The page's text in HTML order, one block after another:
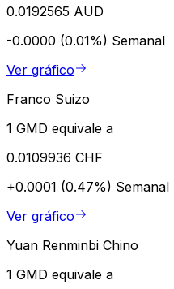
0.0192565 AUD
-0.0000 (0.01%) Semanal
Ver gráfico
Franco Suizo
1 GMD equivale a
0.0109936 CHF
+0.0001 (0.47%) Semanal
Ver gráfico
Yuan Renminbi Chino
1 GMD equivale a